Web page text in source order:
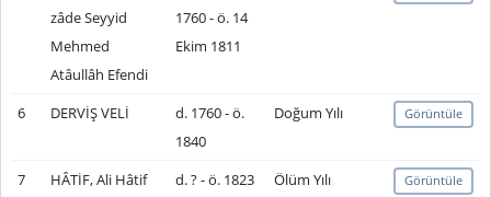
zâde Seyyid
Mehmed
Atâullâh Efendi
1760 - ö. 14
Ekim 1811
6 DERVİŞ VELİ
d. 1760 - ö.
1840
Doğum Yılı Görüntüle
7
HÂTİF, Ali Hâtif
d. ? - ö. 1823 Ölüm Yılı Görüntüle